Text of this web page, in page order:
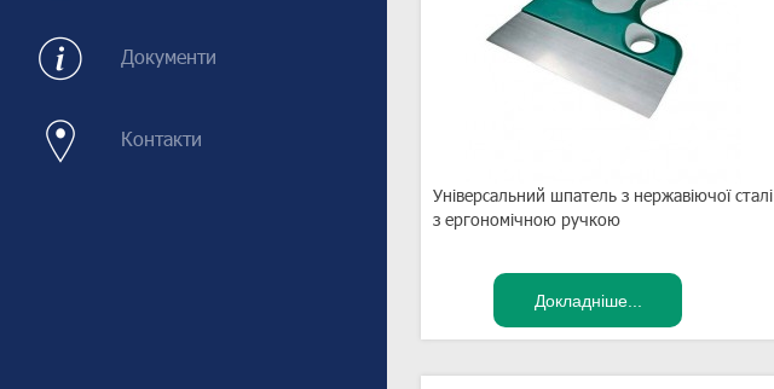
Документи
Контакти
Універсальний шпатель з нержавіючої сталі
з ергономічною ручкою